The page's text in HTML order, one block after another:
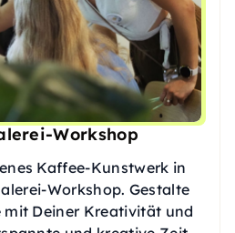
Workshop
Kaffee-Kunstwerk in
Workshop. Gestalte
mit Deiner Kreativität und